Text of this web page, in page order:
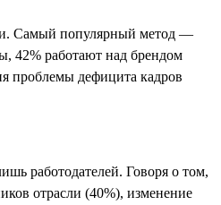
Самый популярный метод —
42% работают над брендом
проблемы дефицита кадров
работодателей. Говоря о том,
отрасли (40%), изменение